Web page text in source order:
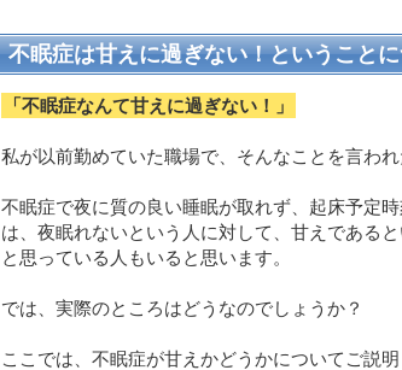
不眠症は甘えに過ぎない！ということ
「不眠症なんて甘えに過ぎない！」
私が以前勤めていた職場で、そんなことを言われ
不眠症で夜に質の良い睡眠が取れず、起床予定
は、夜眠れないという人に対して、甘えである
と思っている人もいると思います。
では、実際のところはどうなのでしょうか？
ここでは、不眠症が甘えかどうかについてご説明